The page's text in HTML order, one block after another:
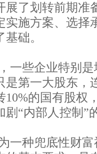
展了划转前期准
实施方案、选择
础。
一些企业特别
是第一大股东，
10%的国有股权
剧“内部人控制”
一种兜底性财